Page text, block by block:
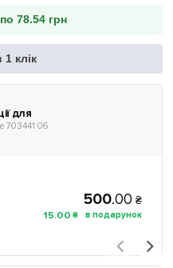
78.54 грн
клік
для
703441 06
500.00 ₴
15.00 ₴